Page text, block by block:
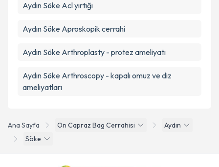
Ana Sayfa On Capraz Bag Cerrahisi
Aydın
Söke
Aydın Söke Acl yırtığı
Aydın Söke Aproskopik cerrahi
Aydın Söke Arthroplasty - protez ameliyatı
Aydın Söke Arthroscopy - kapalı omuz ve diz
ameliyatları